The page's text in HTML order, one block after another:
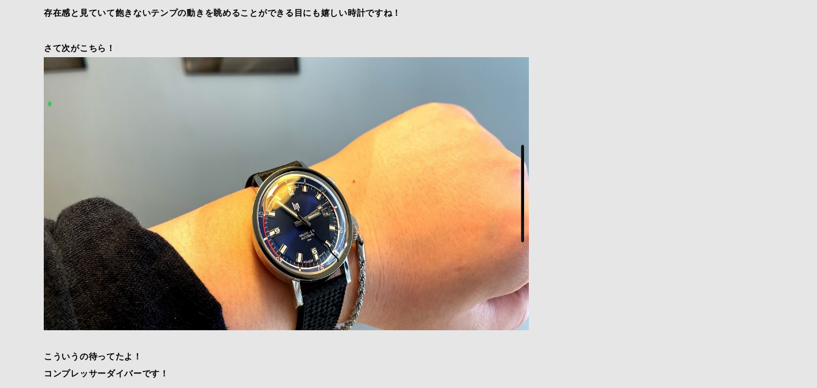
存在感と見ていて飽きないテンプの動きを眺めることができる目にも嬉しい時計ですね！
さて次がこちら！
こういうの待ってたよ！
コンプレッサーダイバーです！